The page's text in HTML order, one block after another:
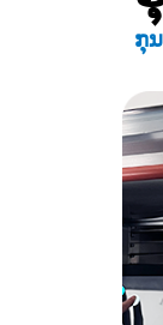
ກຸ